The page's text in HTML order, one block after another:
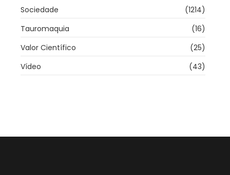
Sociedade
(1214)
Tauromaquia
(16)
Valor Científico
(25)
Vídeo
(43)